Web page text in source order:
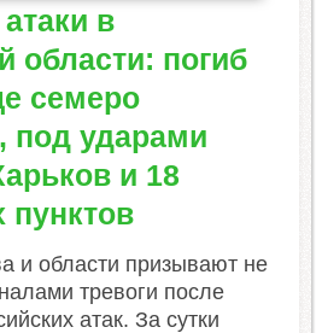
в
области: погиб
семеро
под ударами
и 18
пунктов
и области призывают не
тревоги после
атак. За сутки